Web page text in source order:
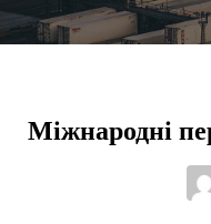
Міжнародні